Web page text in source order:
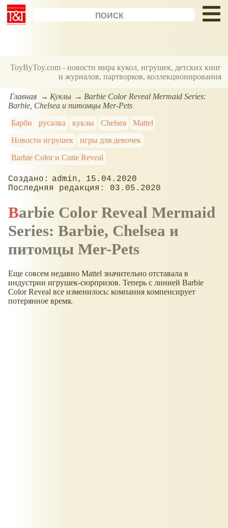
ToyByToy.com - новости мира кукол, игрушек, детских книг
и журналов, партворков, коллекционирования
Главная Куклы
Barbie Color Reveal Mermaid Series:
Barbie, Chelsea и питомцы Mer-Pets
Барби
русалка куклы Chelsea
Mattel
Новости игрушек
игры для девочек
Barbie Color и Cutie Reveal
admin
15.04.2020
03.05.2020
Barbie Color Reveal Mermaid
Series: Barbie, Chelsea и
питомцы Mer-Pets
Еще совсем недавно Mattel значительно отставала в
индустрии игрушек-сюрпризов. Теперь с линией Barbie
Color Reveal все изменилось: компания компенсирует
потерянное время.